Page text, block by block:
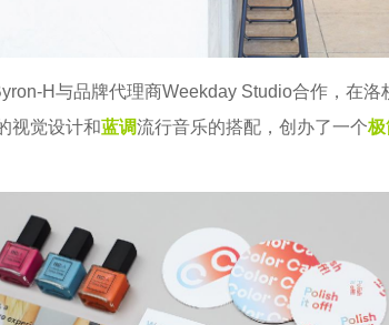
H与品牌代理商Weekday Studio合作，在洛
视觉设计和蓝调流行音乐的搭配，创办了一个极